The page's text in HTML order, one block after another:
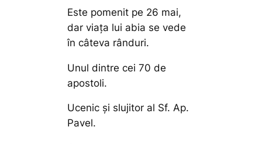
Este pomenit pe 26 mai,
dar viața lui abia se vede
în câteva rânduri.
Unul dintre cei 70 de
apostoli.
Ucenic și slujitor al Sf. Ap.
Pavel.